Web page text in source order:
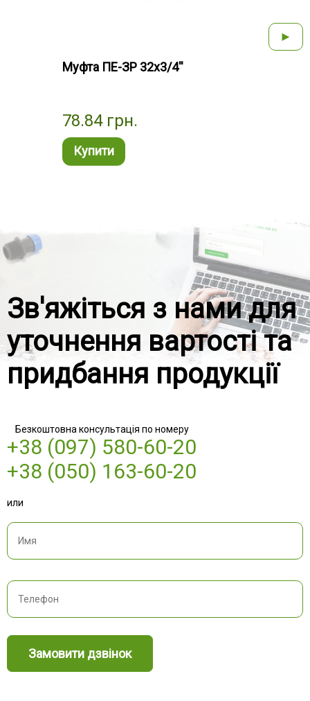
Муфта ПЕ-ЗР 32х3/4''
78.84 грн.
Купити
►
Зв'яжіться з нами для
уточнення вартості та
придбання продукції
Безкоштовна консультація по номеру
+38 (097) 580-60-20
+38 (050) 163-60-20
или
Замовити дзвінок